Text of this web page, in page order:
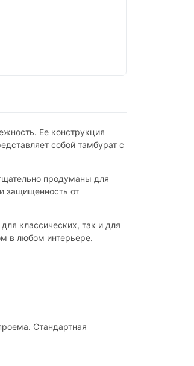
Ее конструкция
собой тамбурат с
продуманы для
защищенность от
классических, так и для
в любом интерьере.
Стандартная